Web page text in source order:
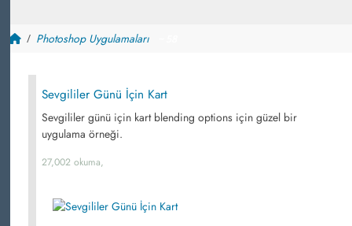
Photoshop Uygulamaları
Sevgililer Günü İçin Kart
Sevgililer günü için kart blending options için güzel bir
uygulama örneği.
27,002 okuma,